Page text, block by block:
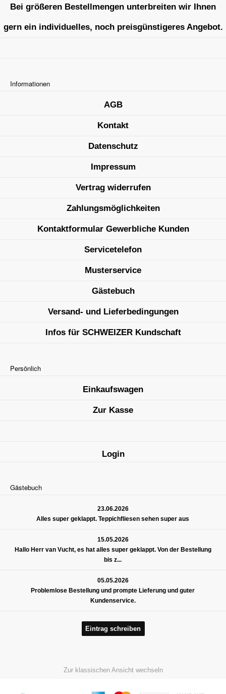
Bei größeren Bestellmengen unterbreiten wir Ihnen
gern ein individuelles, noch preisgünstigeres Angebot.
Informationen
AGB
Kontakt
Datenschutz
Impressum
Vertrag widerrufen
Zahlungsmöglichkeiten
Kontaktformular Gewerbliche Kunden
Servicetelefon
Musterservice
Gästebuch
Versand- und Lieferbedingungen
Infos für SCHWEIZER Kundschaft
Persönlich
Einkaufswagen
Zur Kasse
Login
Gästebuch
23.06.2026
Alles super geklappt. Teppichfliesen sehen super aus
15.05.2026
Hallo Herr van Vucht, es hat alles super geklappt. Von der Bestellung
bis z...
05.05.2026
Problemlose Bestellung und prompte Lieferung und guter
Kundenservice.
Eintrag schreiben
Zur klassischen Ansicht wechseln